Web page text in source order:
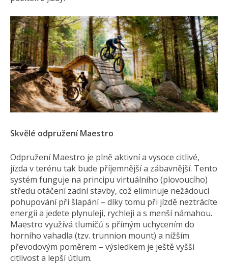
Skvělé odpružení Maestro
Odpružení Maestro je plně aktivní a vysoce citlivé,
jízda v terénu tak bude příjemnější a zábavnější. Tento
systém funguje na principu virtuálního (plovoucího)
středu otáčení zadní stavby, což eliminuje nežádoucí
pohupování při šlapání – díky tomu při jízdě neztrácíte
energii a jedete plynuleji, rychleji a s menší námahou.
Maestro využívá tlumičů s přímým uchycením do
horního vahadla (tzv. trunnion mount) a nižším
převodovým poměrem – výsledkem je ještě vyšší
citlivost a lepší útlum.